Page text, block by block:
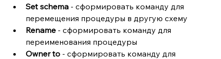
Set schema - сформировать команду для
перемещения процедуры в другую схему
Rename - сформировать команду для
переименования процедуры
Owner to - сформировать команду для